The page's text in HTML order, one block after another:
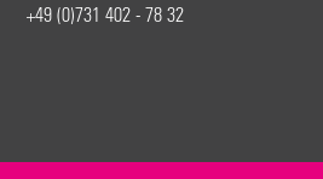
+49 (0)731 402 - 78 32